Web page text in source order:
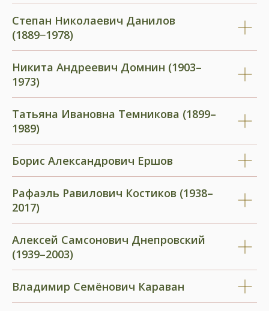
Степан Николаевич Данилов
(1889−1978)
Никита Андреевич Домнин (1903–
1973)
Татьяна Ивановна Темникова (1899–
1989)
Борис Александрович Ершов
Рафаэль Равилович Костиков (1938–
2017)
Алексей Самсонович Днепровский
(1939–2003)
Владимир Семёнович Караван